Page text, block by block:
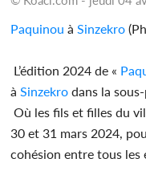
Paquinou à Sinzekro
L’édition 2024 de «
à Sinzekro dans la
Où les fils et filles du
30 et 31 mars 2024,
cohésion entre tous les